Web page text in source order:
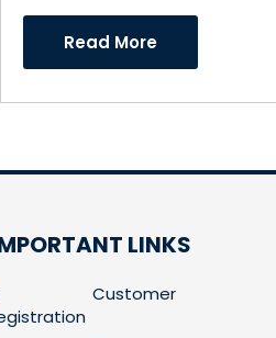
and career as Chairman
of the Board of Directors
Read More
LINKS
Customer